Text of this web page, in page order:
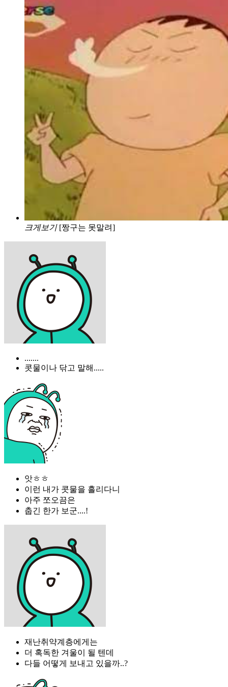
크게보기 [짱구는 못말려]
.......
콧물이나 닦고 말해.....
앗ㅎㅎ
이런 내가 콧물을 흘리다니
아주 쪼오끔은
춥긴 한가 보군....!
재난취약계층에게는
더 혹독한 겨울이 될 텐데
다들 어떻게 보내고 있을까..?